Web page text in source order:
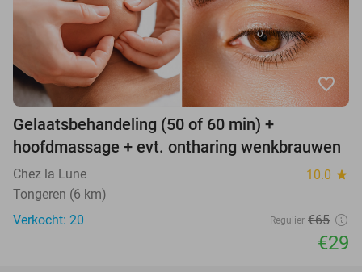
favorite_border
Gelaatsbehandeling (50 of 60 min) +
hoofdmassage + evt. ontharing wenkbrauwen
Chez la Lune 10.0 star
Tongeren (6 km)
Verkocht: 20
Regulier €65
€29